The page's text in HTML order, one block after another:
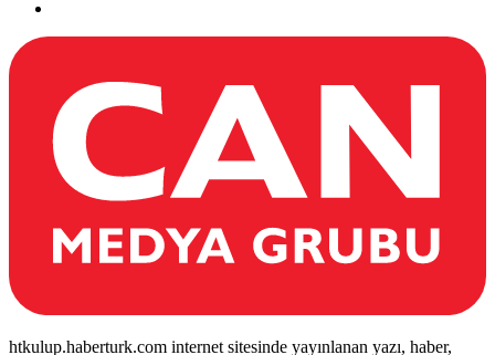
htkulup.haberturk.com internet sitesinde yayınlanan yazı, haber,